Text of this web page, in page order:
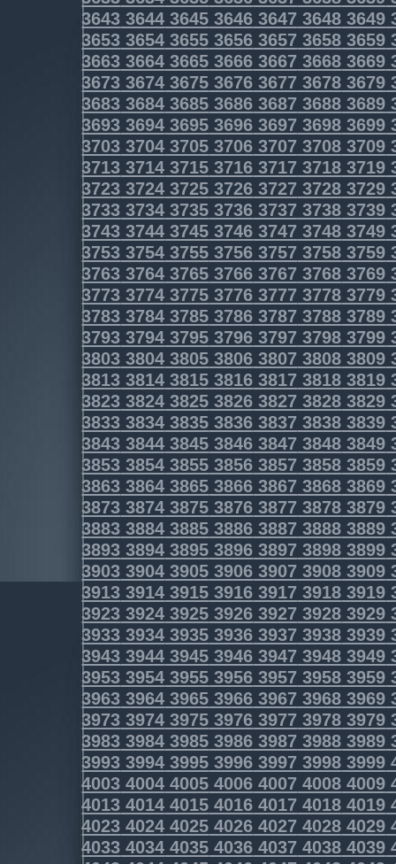
3643 3644 3645 3646 3647 3648 3649
3653 3654 3655 3656 3657 3658 3659
3663 3664 3665 3666 3667 3668 3669
3673 3674 3675 3676 3677 3678 3679
3683 3684 3685 3686 3687 3688 3689
3693 3694 3695 3696 3697 3698 3699
3703 3704 3705 3706 3707 3708 3709
3713 3714 3715 3716 3717 3718 3719
3723 3724 3725 3726 3727 3728 3729
3733 3734 3735 3736 3737 3738 3739
3743 3744 3745 3746 3747 3748 3749
3753 3754 3755 3756 3757 3758 3759
3763 3764 3765 3766 3767 3768 3769
3773 3774 3775 3776 3777 3778 3779
3783 3784 3785 3786 3787 3788 3789
3793 3794 3795 3796 3797 3798 3799
3803 3804 3805 3806 3807 3808 3809
3813 3814 3815 3816 3817 3818 3819
3823 3824 3825 3826 3827 3828 3829
3833 3834 3835 3836 3837 3838 3839
3843 3844 3845 3846 3847 3848 3849
3853 3854 3855 3856 3857 3858 3859
3863 3864 3865 3866 3867 3868 3869
3873 3874 3875 3876 3877 3878 3879
3883 3884 3885 3886 3887 3888 3889
3893 3894 3895 3896 3897 3898 3899
3903 3904 3905 3906 3907 3908 3909
3913 3914 3915 3916 3917 3918 3919
3923 3924 3925 3926 3927 3928 3929
3933 3934 3935 3936 3937 3938 3939
3943 3944 3945 3946 3947 3948 3949
3953 3954 3955 3956 3957 3958 3959
3963 3964 3965 3966 3967 3968 3969
3973 3974 3975 3976 3977 3978 3979
3983 3984 3985 3986 3987 3988 3989
3993 3994 3995 3996 3997 3998 3999
4003 4004 4005 4006 4007 4008 4009
4013 4014 4015 4016 4017 4018 4019
4023 4024 4025 4026 4027 4028 4029
4033 4034 4035 4036 4037 4038 4039